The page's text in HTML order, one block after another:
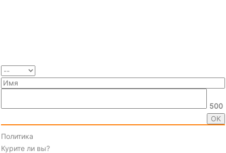
500
Политика
Курите ли вы?